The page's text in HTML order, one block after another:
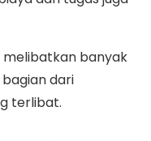
melibatkan banyak
dari
terlibat.